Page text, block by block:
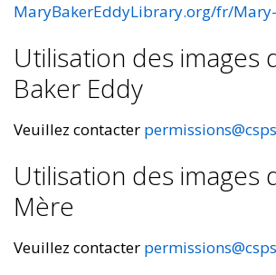
MaryBakerEddyLibrary.org/fr/
Utilisation des images
Baker Eddy
Veuillez contacter
Utilisation des images
Mère
Veuillez contacter